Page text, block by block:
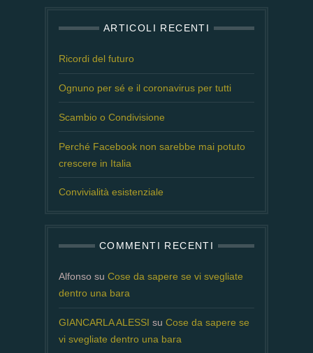
ARTICOLI RECENTI
Ricordi del futuro
Ognuno per sé e il coronavirus per tutti
Scambio o Condivisione
Perché Facebook non sarebbe mai potuto
crescere in Italia
Convivialità esistenziale
COMMENTI RECENTI
Alfonso su Cose da sapere se vi svegliate
dentro una bara
GIANCARLA ALESSI su Cose da sapere se
vi svegliate dentro una bara